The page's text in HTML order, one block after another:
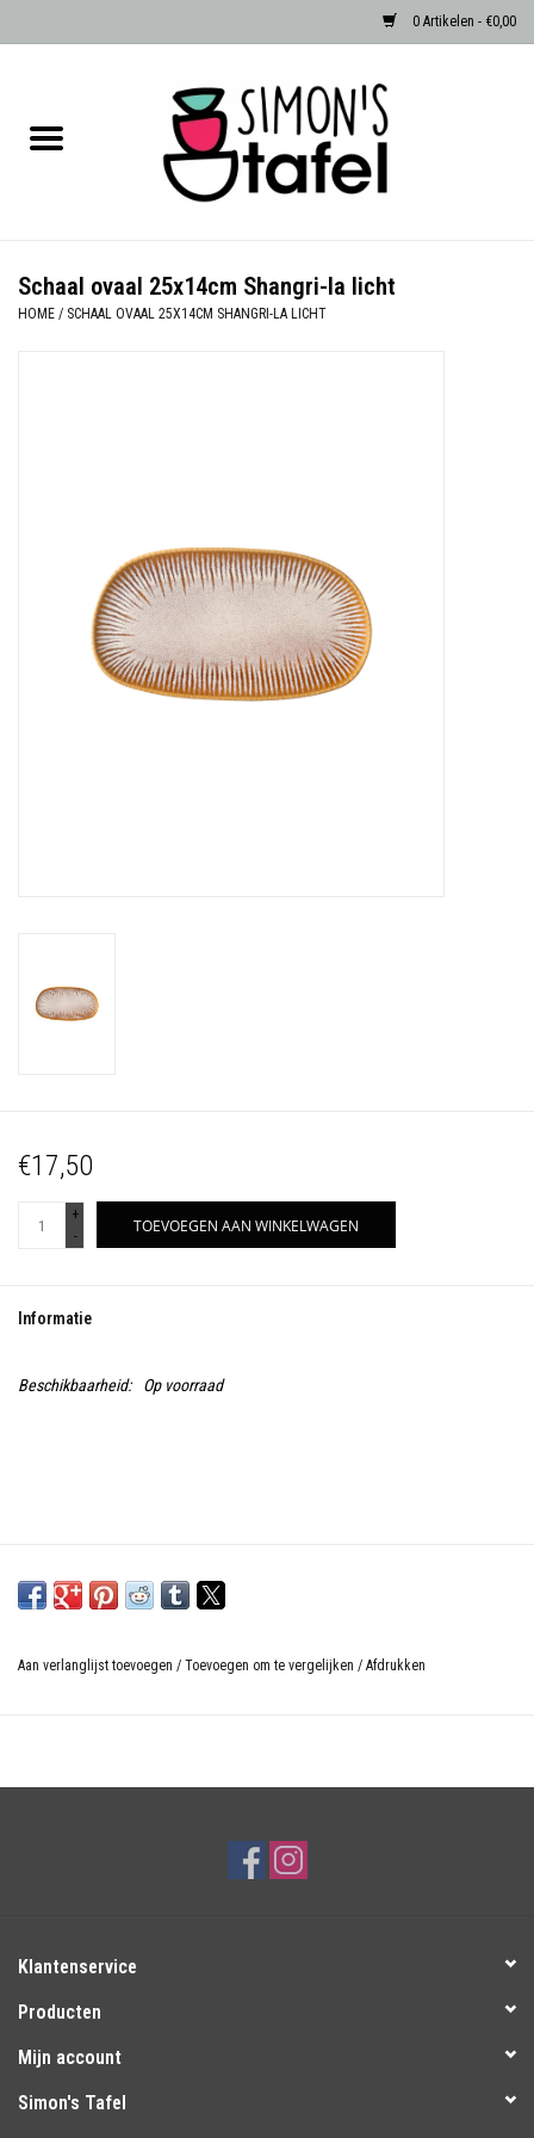
0 Artikelen - €0,00
Albast waxinehouders van Zenza
Cadeaubonnen
Schaal ovaal 25x14cm Shangri-la licht
HOME / SCHAAL OVAAL 25X14CM SHANGRI-LA LICHT
€17,50
+
-
TOEVOEGEN AAN WINKELWAGEN
Informatie
Beschikbaarheid: Op voorraad
Aan verlanglijst toevoegen / Toevoegen om te vergelijken / Afdrukken
Klantenservice
Producten
Mijn account
Simon's Tafel